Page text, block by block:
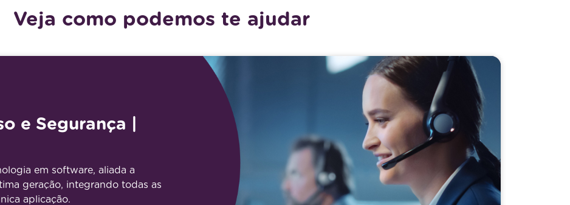
Veja como podemos te ajudar
e Segurança |
em software, aliada a
geração, integrando todas as
aplicação.